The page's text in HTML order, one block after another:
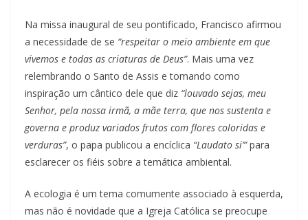
Na missa inaugural de seu pontificado, Francisco afirmou
a necessidade de se “respeitar o meio ambiente em que
vivemos e todas as criaturas de Deus”. Mais uma vez
relembrando o Santo de Assis e tomando como
inspiração um cântico dele que diz “louvado sejas, meu
Senhor, pela nossa irmã, a mãe terra, que nos sustenta e
governa e produz variados frutos com flores coloridas e
verduras”, o papa publicou a encíclica “Laudato si’”para
esclarecer os fiéis sobre a temática ambiental.
A ecologia é um tema comumente associado à esquerda,
mas não é novidade que a Igreja Católica se preocupe